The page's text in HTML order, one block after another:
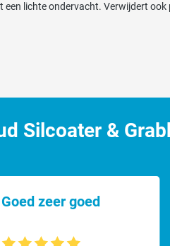
lichte ondervacht. Verwijdert ook
Silcoater &
Goed zeer goed